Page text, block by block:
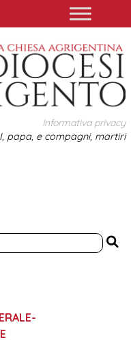
Informativa privacy
papa, e compagni, martiri